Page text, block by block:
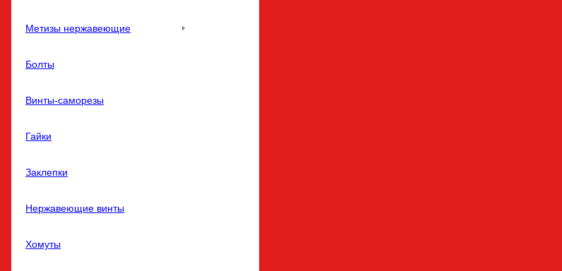
Метизы нержавеющие
Болты
Винты-саморезы
Гайки
Заклепки
Нержавеющие винты
Хомуты